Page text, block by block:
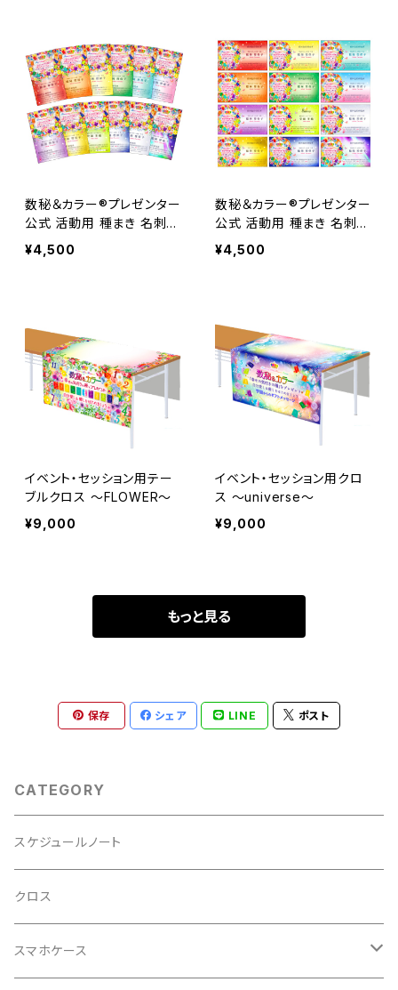
数秘＆カラー®プレゼンター
公式 活動用 種まき 名刺
(縦型)
¥4,500
数秘＆カラー®プレゼンター
公式 活動用 種まき 名刺
(横型)
¥4,500
イベント・セッション用テー
ブルクロス ～FLOWER～
¥9,000
イベント・セッション用クロ
ス ～universe～
¥9,000
もっと見る
保存 シェア LINE ポスト
CATEGORY
スケジュールノート
クロス
スマホケース